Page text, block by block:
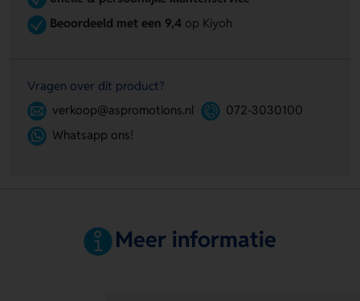
Beoordeeld met een 9,4op Kiyoh
Vragen over dit product?
verkoop@aspromotions.nl
072-3030100
Whatsapp ons!
Meer informatie